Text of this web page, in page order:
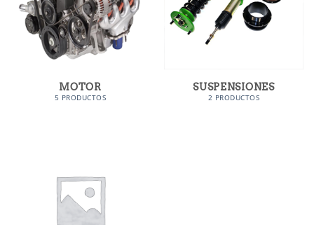
MOTOR
5 PRODUCTOS
SUSPENSIONES
2 PRODUCTOS